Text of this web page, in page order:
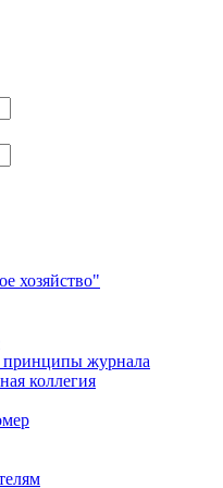
принципы журнала
коллегия